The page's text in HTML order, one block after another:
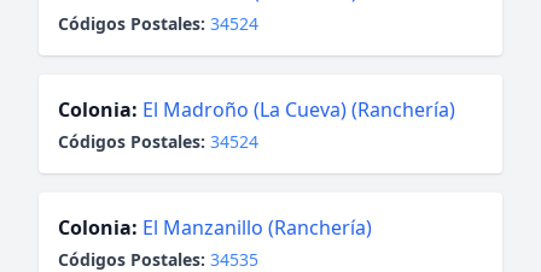
Códigos Postales: 34524
Colonia: El Madroño (La Cueva) (Ranchería)
Códigos Postales: 34524
Colonia: El Manzanillo (Ranchería)
Códigos Postales: 34535